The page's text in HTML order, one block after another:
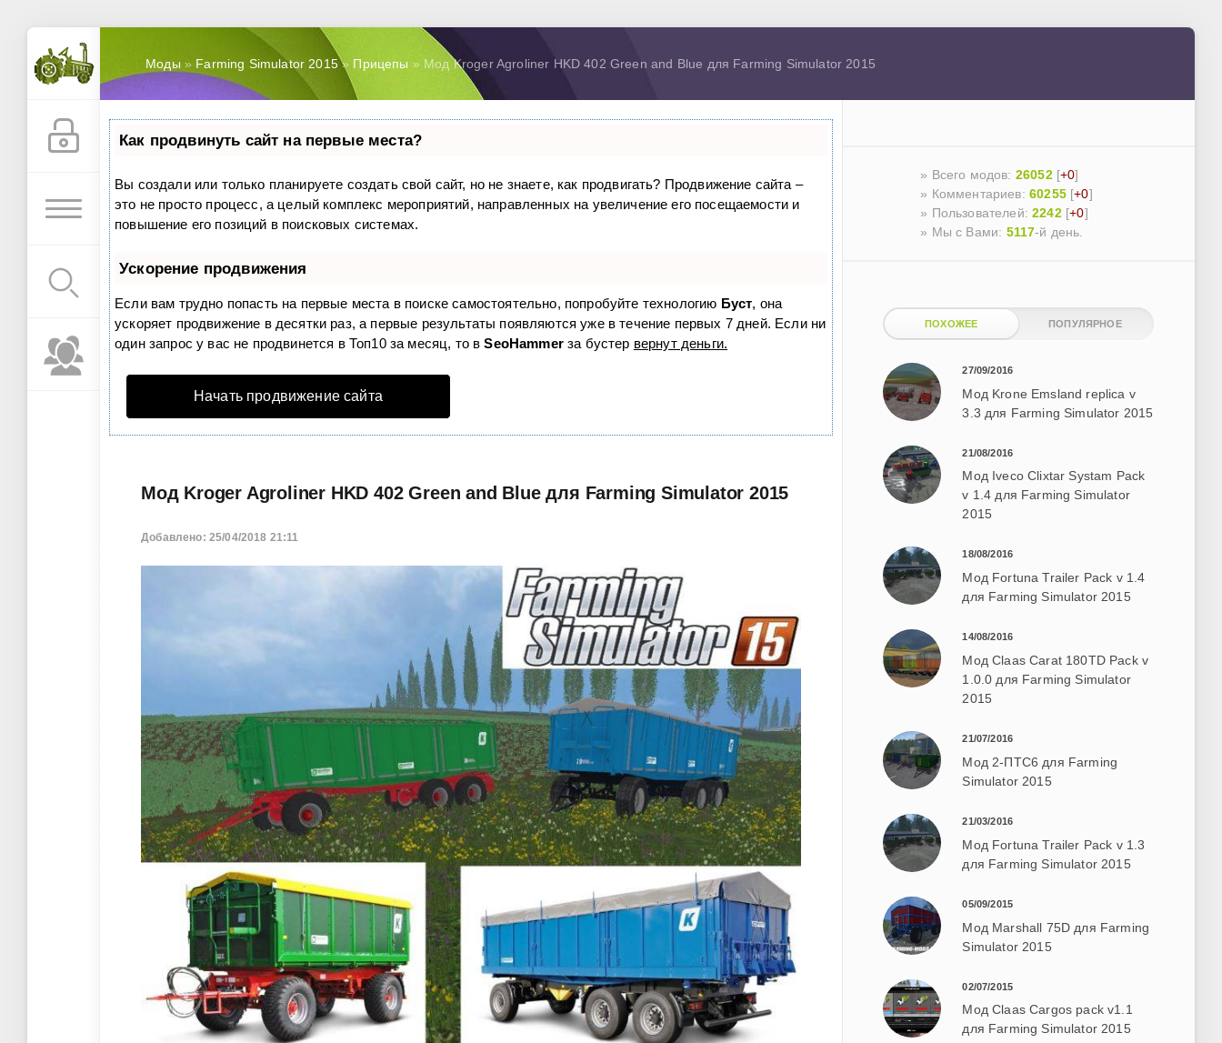
Моды» Farming Simulator 2015» Прицепы » Мод Kroger Agroliner HKD 402 Green and Blue для Farming Simulator 2015
Как продвинуть сайт на первые места?
Вы создали или только планируете создать свой сайт, но не знаете, как продвигать? Продвижение сайта –
это не просто процесс, а целый комплекс мероприятий, направленных на увеличение его посещаемости и
повышение его позиций в поисковых системах.
Ускорение продвижения
Если вам трудно попасть на первые места в поиске самостоятельно, попробуйте технологию Буст, она
ускоряет продвижение в десятки раз, а первые результаты появляются уже в течение первых 7 дней. Если ни
один запрос у вас не продвинется в Топ10 за месяц, то вSeoHammerза бустер вернут деньги.
Начать продвижение сайта
Мод Kroger Agroliner HKD 402 Green and Blue для Farming Simulator 2015
Добавлено: 25/04/2018 21:11
» Всего модов: 26052[+0]
» Комментариев: 60255[+0]
» Пользователей:2242[+0]
» Мы с Вами: 5117-й день.
ПОХОЖЕЕ ПОПУЛЯРНОЕ
27/09/2016
Мод Krone Emsland replica v
3.3 для Farming Simulator 2015
21/08/2016
Мод Iveco Clixtar Systam Pack
v 1.4 для Farming Simulator
2015
18/08/2016
Мод Fortuna Trailer Pack v 1.4
для Farming Simulator 2015
14/08/2016
Мод Claas Carat 180TD Pack v
1.0.0 для Farming Simulator
2015
21/07/2016
Мод 2-ПТС6 для Farming
Simulator 2015
21/03/2016
Мод Fortuna Trailer Pack v 1.3
для Farming Simulator 2015
05/09/2015
Мод Marshall 75D для Farming
Simulator 2015
02/07/2015
Мод Claas Cargos pack v1.1
для Farming Simulator 2015